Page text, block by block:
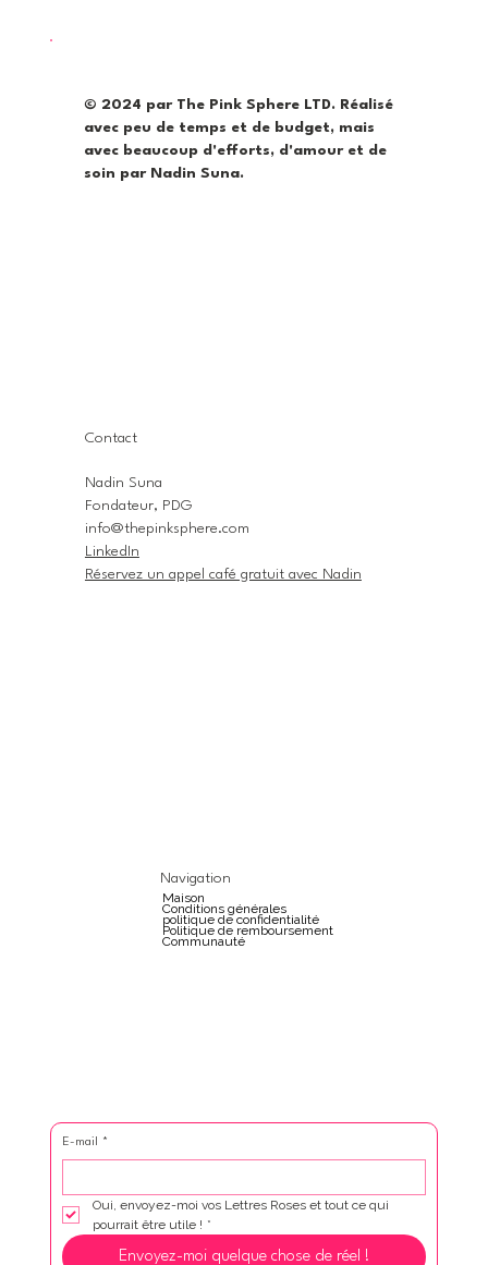
© 2024 par The Pink Sphere LTD. Réalisé
avec peu de temps et de budget, mais
avec beaucoup d'efforts, d'amour et de
soin par Nadin Suna.
Contact
Nadin Suna
Fondateur, PDG
info@thepinksphere.com
LinkedIn
Réservez un appel café gratuit avec Nadin
Navigation
Maison
Conditions générales
politique de confidentialité
Politique de remboursement
Communauté
E-mail *
Oui, envoyez-moi vos Lettres Roses et tout ce qui
pourrait être utile ! *
Envoyez-moi quelque chose de réel !